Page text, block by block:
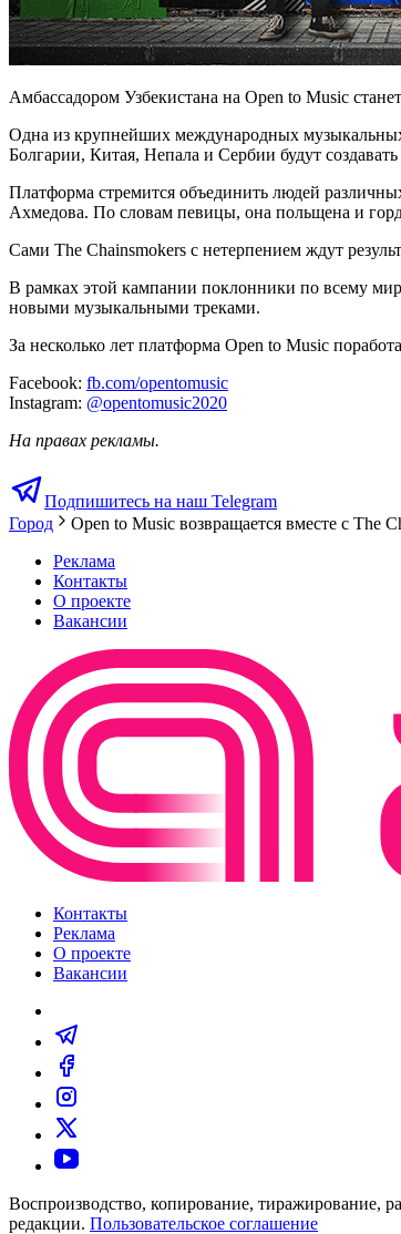
Амбассадором Узбекистана на Open to Music
Одна из крупнейших международных музыкальных
Болгарии, Китая, Непала и Сербии будут
Платформа стремится объединить людей
Ахмедова. По словам певицы, она польщена и
Сами The Chainsmokers с нетерпением ждут
В рамках этой кампании поклонники по всему
новыми музыкальными треками.
За несколько лет платформа Open to Music
Facebook: fb.com/opentomusic
Instagram: @opentomusic2020
На правах рекламы.
Подпишитесь на наш Telegram
Город
Open to Music возвращается вместе с The
Реклама
Контакты
О проекте
Вакансии
Контакты
Реклама
О проекте
Вакансии
Воспроизводство, копирование, тиражирование,
редакции. Пользовательское соглашение